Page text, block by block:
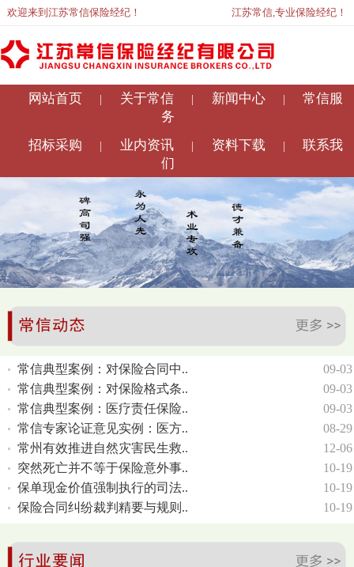
欢迎来到江苏常信保险经纪！ 江苏常信,专业保险经纪！
网站首页 关于常信 新闻中心
常信服
务
招标采购
| 业内资讯 | 资料下载 |
联系我
们
常信典型案例：对保险合同中..
09-03
常信典型案例：对保险格式条..
09-03
常信典型案例：医疗责任保险..
09-03
常信专家论证意见实例：医方..
08-29
常州有效推进自然灾害民生救..
12-06
突然死亡并不等于保险意外事..
10-19
保单现金价值强制执行的司法..
10-19
保险合同纠纷裁判精要与规则..
10-19